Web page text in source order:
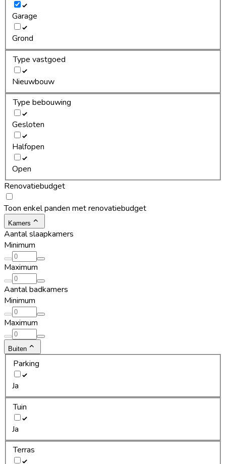
Garage
Grond
Type vastgoed
Nieuwbouw
Type bebouwing
Gesloten
Halfopen
Open
Renovatiebudget
Toon enkel panden met renovatiebudget
Kamers
Aantal slaapkamers
Minimum
Maximum
Aantal badkamers
Minimum
Maximum
Buiten
Parking
Ja
Tuin
Ja
Terras